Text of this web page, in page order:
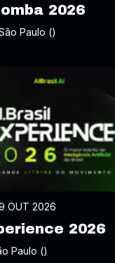
2026
Paulo ()
OUT 2026
2026
Paulo ()